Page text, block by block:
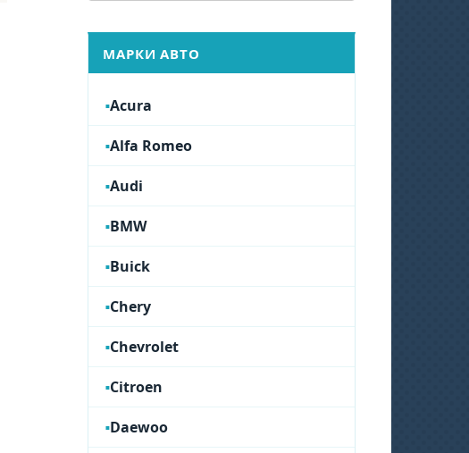
МАРКИ АВТО
Acura
Alfa Romeo
Audi
BMW
Buick
Chery
Chevrolet
Citroen
Daewoo